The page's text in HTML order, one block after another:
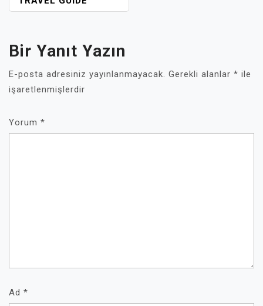
Bir Yanıt Yazın
E-posta adresiniz yayınlanmayacak. Gerekli alanlar * ile
işaretlenmişlerdir
Yorum *
Ad *